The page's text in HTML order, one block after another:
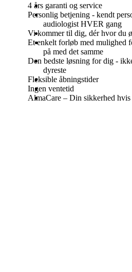
4 års garanti og service
Personlig betjening - kendt
audiologist HVER gang
Vi kommer til dig, dér hvor du
Et enkelt forløb med mulighed
på med det samme
Den bedste løsning for dig -
dyreste
Fleksible åbningstider
Ingen ventetid
AlmaCare – Din sikkerhed hvis